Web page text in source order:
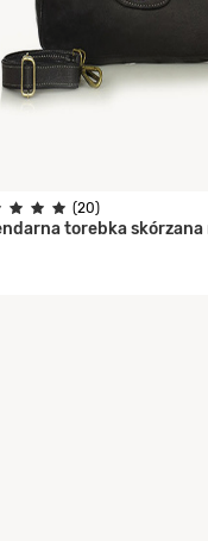
(20)
torebka skórzana